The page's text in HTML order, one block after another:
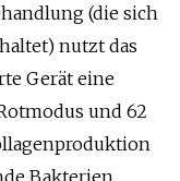
(die sich
nutzt das
Gerät eine
und 62
Bakterien